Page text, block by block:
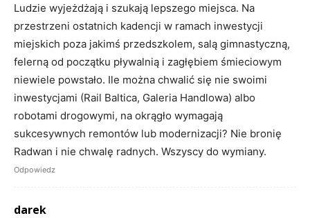
Ludzie wyjeżdżają i szukają lepszego miejsca. Na
przestrzeni ostatnich kadencji w ramach inwestycji
miejskich poza jakimś przedszkolem, salą gimnastyczną,
felerną od początku pływalnią i zagłębiem śmieciowym
niewiele powstało. Ile można chwalić się nie swoimi
inwestycjami (Rail Baltica, Galeria Handlowa) albo
robotami drogowymi, na okrągło wymagają
sukcesywnych remontów lub modernizacji? Nie bronię
Radwan i nie chwalę radnych. Wszyscy do wymiany.
Odpowiedz
darek